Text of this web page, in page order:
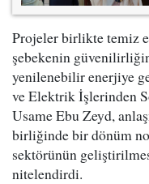
Projeler birlikte temiz
şebekenin
yenilenebilir enerjiye
ve Elektrik İşlerinden
Usame Ebu Zeyd,
birliğinde bir dönüm
sektörünün
nitelendirdi.